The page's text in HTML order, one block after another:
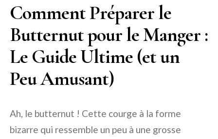
Comment Préparer le
Butternut pour le Manger :
Le Guide Ultime (et un
Peu Amusant)
Ah, le butternut ! Cette courge à la forme
bizarre qui ressemble un peu à une grosse